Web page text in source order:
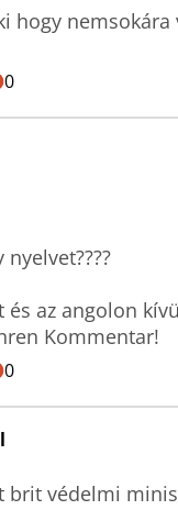
hogy
0
az angolon
0
brit védelmi